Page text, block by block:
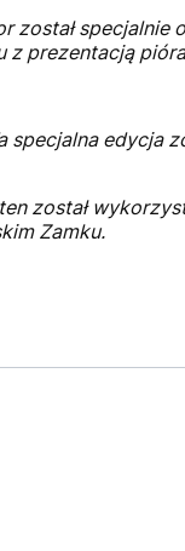
został
z prezentacją
specjalna
został
Zamku.